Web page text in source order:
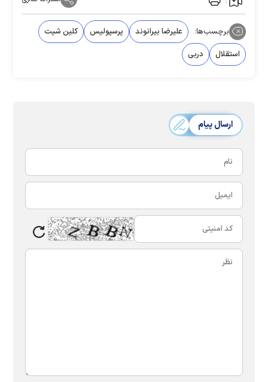
برچسب‌ها: علیرضا بیرانوند پرسپولیس
کلین شیت
استقلال
دربی
ارسال پیام